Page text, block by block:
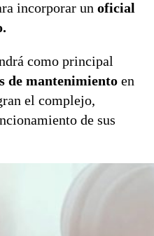
incorporar un oficial
como principal
de mantenimiento en
el complejo,
de sus